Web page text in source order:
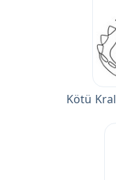
Kötü